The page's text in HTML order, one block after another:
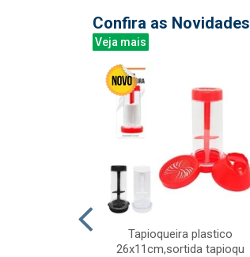
Confira as Novidades
Veja mais
Tapioqueira plastico
26x11cm,sortida tapioqu